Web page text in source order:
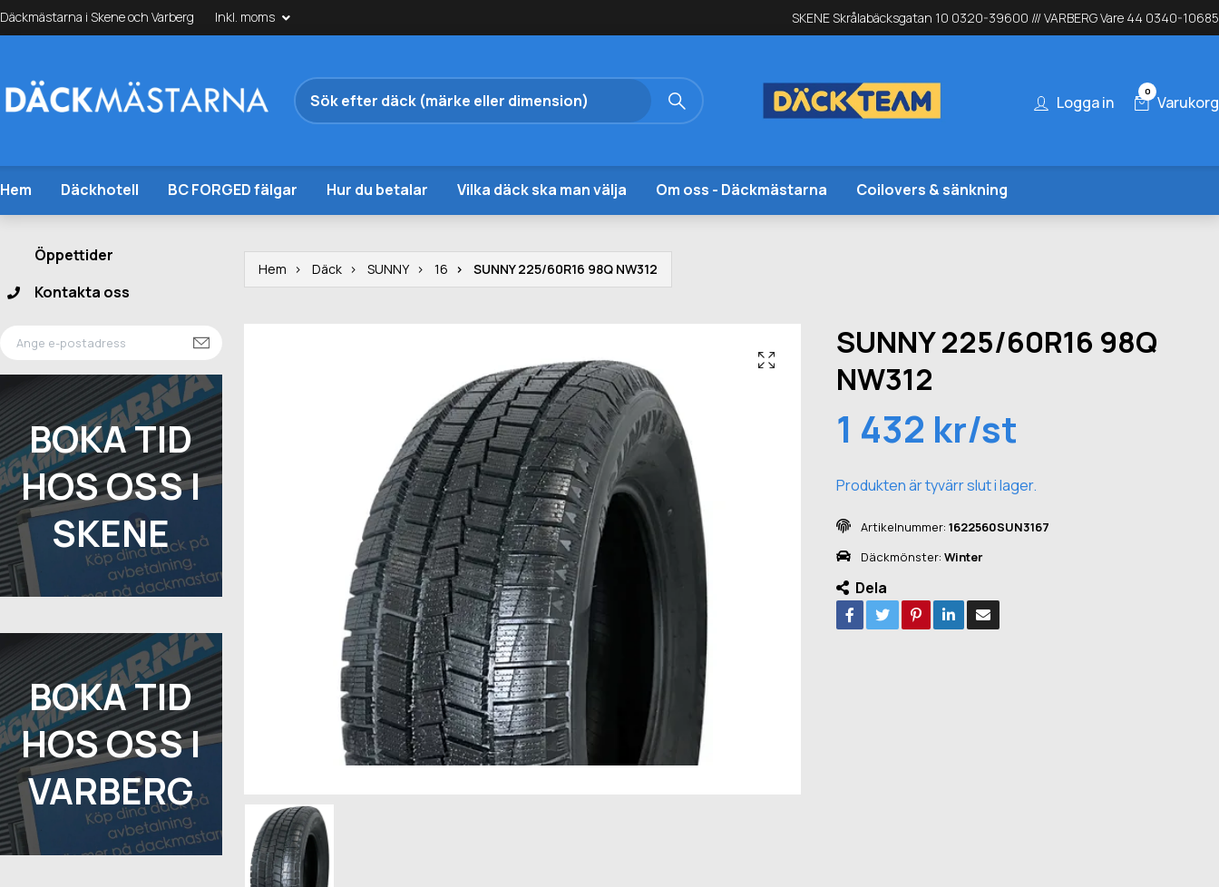
Däckmästarna i Skene och Varberg Inkl. moms SKENE Skrålabäcksgatan 10 0320-39600 /// VARBERG Vare 44 0340-10685
Logga in
0
Varukorg
Hem Däckhotell BC FORGED fälgar Hur du betalar Vilka däck ska man välja Om oss - Däckmästarna Coilovers & sänkning
Öppettider
Kontakta oss
BOKA TID
HOS OSS I
SKENE
BOKA TID
HOS OSS I
VARBERG
Hem Däck SUNNY 16 SUNNY 225/60R16 98Q NW312
SUNNY 225/60R16 98Q
NW312
1 432 kr/st
Produkten är tyvärr slut i lager.
Artikelnummer: 1622560SUN3167
Däckmönster: Winter
Dela